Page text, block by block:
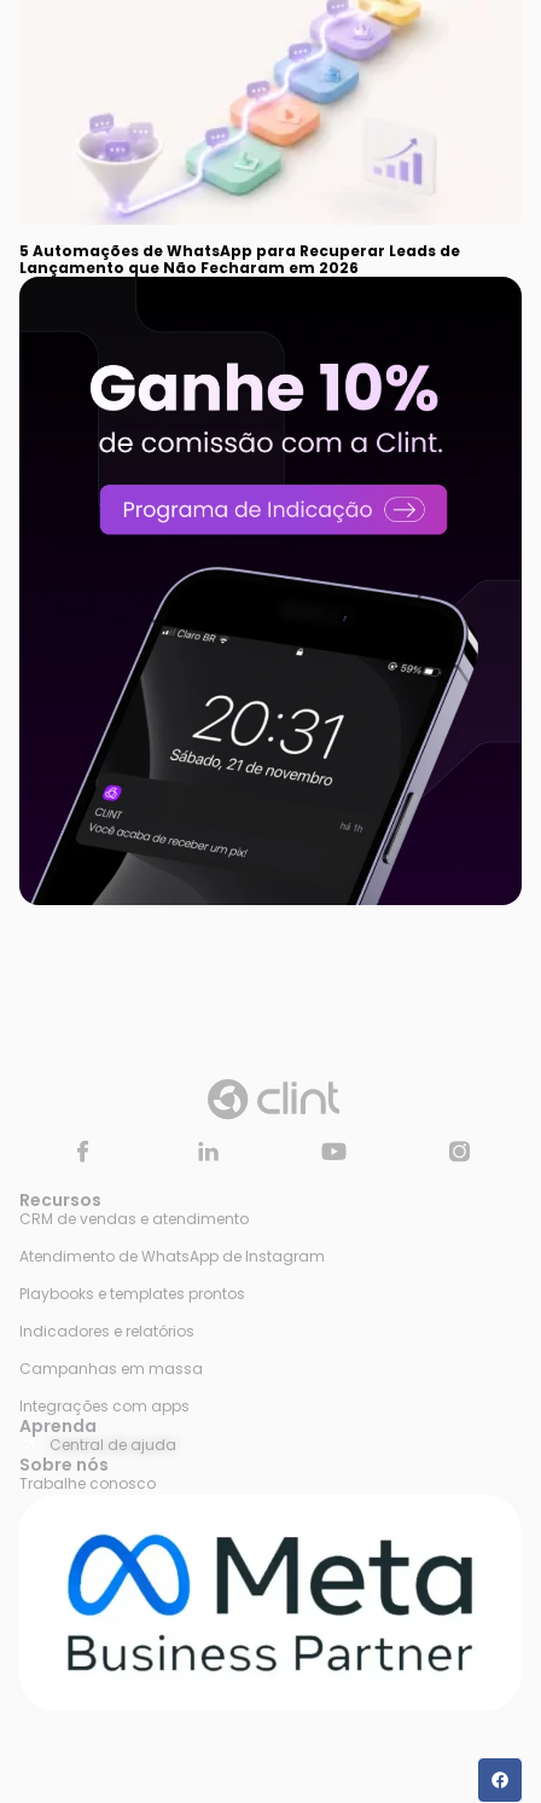
5 Automações de WhatsApp para Recuperar Leads de
Lançamento que Não Fecharam em 2026
Recursos
CRM de vendas e atendimento
Atendimento de WhatsApp de Instagram
Playbooks e templates prontos
Indicadores e relatórios
Campanhas em massa
Integrações com apps
Aprenda
Central de ajuda
Sobre nós
Trabalhe conosco